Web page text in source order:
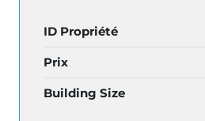
ID Propriété
Prix
Building Size